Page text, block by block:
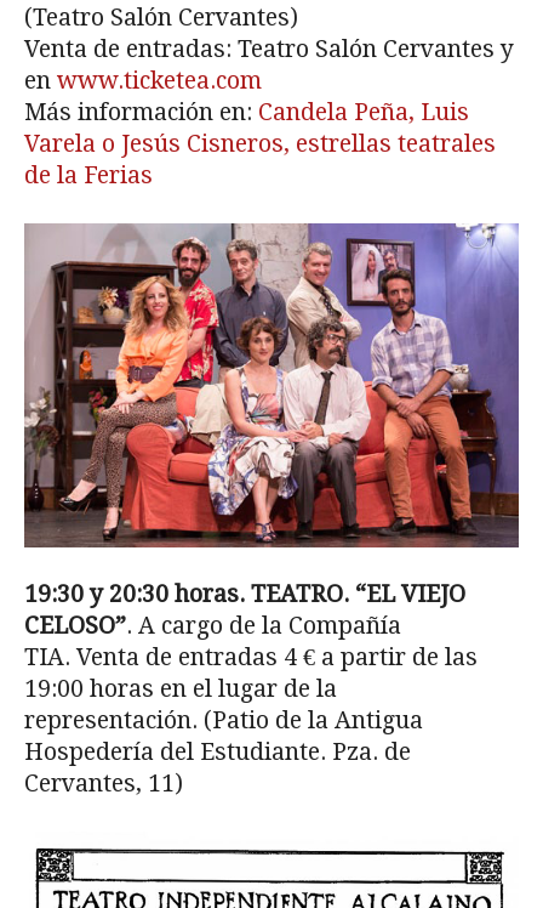
(Teatro Salón Cervantes)
Venta de entradas: Teatro Salón Cervantes y
en www.ticketea.com
Más información en: Candela Peña, Luis
Varela o Jesús Cisneros, estrellas teatrales
de la Ferias
19:30 y 20:30 horas. TEATRO. “EL VIEJO
CELOSO”. A cargo de la Compañía
TIA. Venta de entradas 4 € a partir de las
19:00 horas en el lugar de la
representación. (Patio de la Antigua
Hospedería del Estudiante. Pza. de
Cervantes, 11)